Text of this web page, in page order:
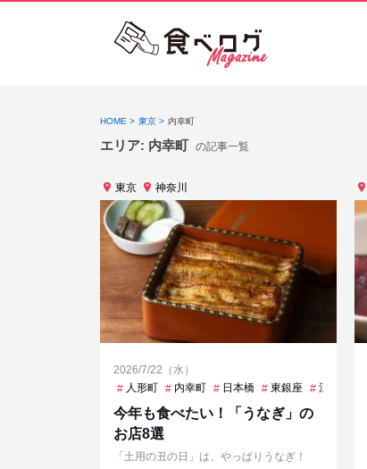
HOME 東京 内幸町
エリア: 内幸町 の記事一覧
東京 神奈川
2026/7/22（水）
人形町
内幸町 日本橋 東銀座 江戸川橋
今年も食べたい！「うなぎ」の
お店8選
「土用の丑の日」は、やっぱりうなぎ！